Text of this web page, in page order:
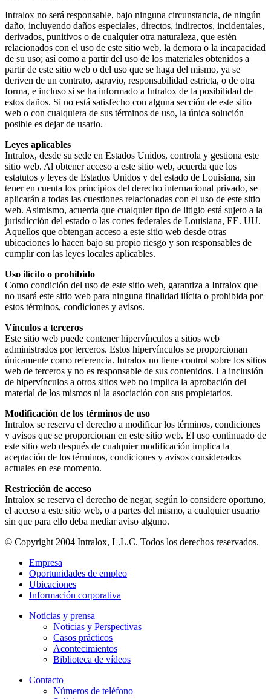
Intralox no será responsable, bajo ninguna circunstancia, de ningún
daño, incluyendo daños especiales, directos, indirectos, incidentales,
derivados, punitivos o de cualquier otra naturaleza, que estén
relacionados con el uso de este sitio web, la demora o la incapacidad
de su uso; así como a partir del uso de los materiales obtenidos a
partir de este sitio web o del uso que se haga del mismo, ya se
deriven de un contrato, agravio, responsabilidad estricta, o de otra
forma, e incluso si se ha informado a Intralox de la posibilidad de
estos daños. Si no está satisfecho con alguna sección de este sitio
web o con cualquiera de sus términos de uso, la única solución
posible es dejar de usarlo.
Leyes aplicables
Intralox, desde su sede en Estados Unidos, controla y gestiona este
sitio web. Al obtener acceso a este sitio web, acuerda que los
estatutos y leyes de Estados Unidos y del estado de Louisiana, sin
tener en cuenta los principios del derecho internacional privado, se
aplicarán a todas las cuestiones relacionadas con el uso de este sitio
web. Asimismo, acuerda que cualquier tipo de litigio está sujeto a la
jurisdicción del estado o las cortes federales de Louisiana, EE. UU.
Aquellos que obtengan acceso a este sitio web desde otras
ubicaciones lo hacen bajo su propio riesgo y son responsables de
cumplir con las leyes locales aplicables.
Uso ilícito o prohibido
Como condición del uso de este sitio web, garantiza a Intralox que
no usará este sitio web para ninguna finalidad ilícita o prohibida por
estos términos, condiciones y avisos.
Vínculos a terceros
Este sitio web puede contener hipervínculos a sitios web
administrados por terceros. Estos hipervínculos se proporcionan
únicamente como referencia. Intralox no tiene control sobre los sitios
web de terceros y no es responsable de sus contenidos. La inclusión
de hipervínculos a otros sitios web no implica la aprobación del
material de los mismos ni la asociación con sus propietarios.
Modificación de los términos de uso
Intralox se reserva el derecho a modificar los términos, condiciones
y avisos que se proporcionan en este sitio web. El uso continuado de
este sitio web después de cualquier modificación implica la
aceptación de los términos, condiciones y avisos considerados
actuales en ese momento.
Restricción de acceso
Intralox se reserva el derecho de negar, según lo considere oportuno,
el acceso a este sitio web, o a partes del mismo, a cualquier usuario
sin que para ello deba mediar aviso alguno.
© Copyright 2004 Intralox, L.L.C. Todos los derechos reservados.
Empresa
Oportunidades de empleo
Ubicaciones
Información corporativa
Noticias y prensa
Noticias y Perspectivas
Casos prácticos
Acontecimientos
Biblioteca de vídeos
Contacto
Números de teléfono